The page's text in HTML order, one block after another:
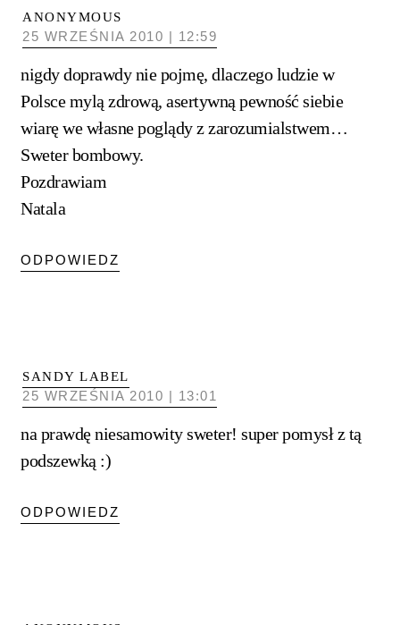
ANONYMOUS
25 WRZEŚNIA 2010 | 12:59
nigdy doprawdy nie pojmę, dlaczego ludzie w
Polsce mylą zdrową, asertywną pewność siebie
wiarę we własne poglądy z zarozumialstwem…
Sweter bombowy.
Pozdrawiam
Natala
ODPOWIEDZ
SANDY LABEL
25 WRZEŚNIA 2010 | 13:01
na prawdę niesamowity sweter! super pomysł z tą
podszewką :)
ODPOWIEDZ